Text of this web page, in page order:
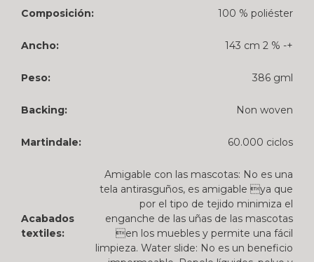
Composición: 100 % poliéster
Ancho: 143 cm 2 % -+
Peso: 386 gml
Backing: Non woven
Martindale: 60.000 ciclos
Acabados
textiles:
Amigable con las mascotas: No es una
tela antirasguños, es amigable ya que
por el tipo de tejido minimiza el
enganche de las uñas de las mascotas
en los muebles y permite una fácil
limpieza. Water slide: No es un beneficio